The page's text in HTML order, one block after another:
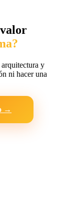
y
ni hacer una
→